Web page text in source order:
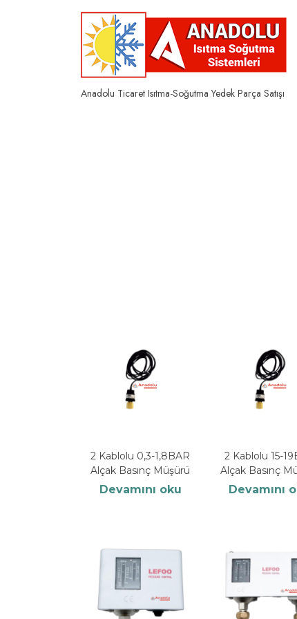
Anadolu Ticaret Isıtma-Soğutma Yedek Parça Satışı
2 Kablolu 0,3-1,8BAR
Alçak Basınç Müşürü
Devamını oku
2 Kablolu 15-
Alçak Basınç
Devamını